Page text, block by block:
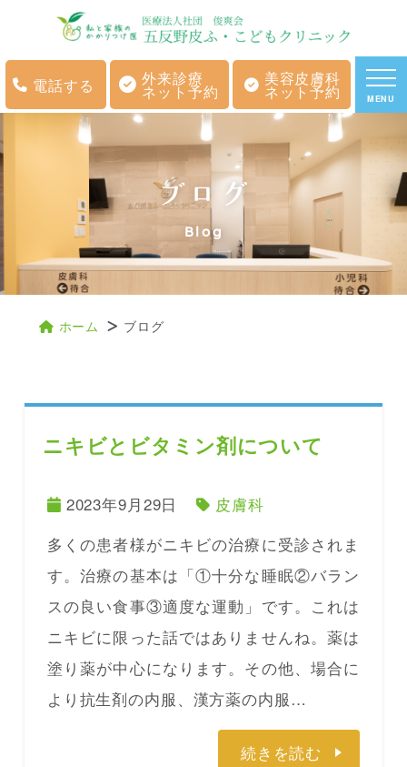
電話する 外来診療
ネット予約
美容皮膚科
ネット予約 MENU
ブログ
Blog
ホーム ブログ
ニキビとビタミン剤について
2023年9月29日
皮膚科
多くの患者様がニキビの治療に受診されま
す。治療の基本は「①十分な睡眠②バラン
スの良い食事③適度な運動」です。これは
ニキビに限った話ではありませんね。薬は
塗り薬が中心になります。その他、場合に
より抗生剤の内服、漢方薬の内服…
続きを読む